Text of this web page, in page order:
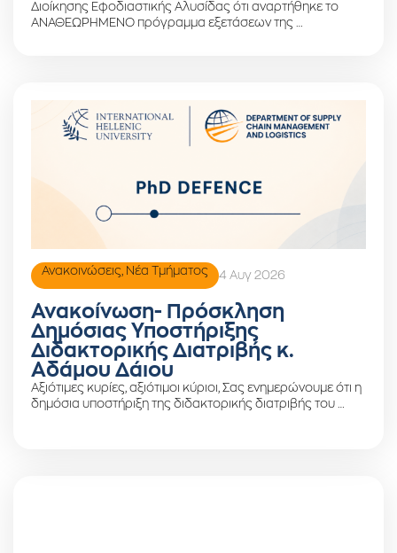
Διοίκησης Εφοδιαστικής Αλυσίδας ότι αναρτήθηκε το
ΑΝΑΘΕΩΡΗΜΕΝΟ πρόγραμμα εξετάσεων της …
Ανακοινώσεις Νέα Τμήματος 4 Αυγ 2026
Ανακοίνωση- Πρόσκληση
Δημόσιας Υποστήριξης
Διδακτορικής Διατριβής κ.
Αδάμου Δάιου
Αξιότιμες κυρίες, αξιότιμοι κύριοι, Σας ενημερώνουμε ότι η
δημόσια υποστήριξη της διδακτορικής διατριβής του …